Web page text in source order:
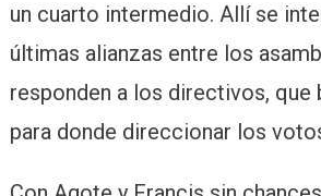
un cuarto intermedio. Allí se
últimas alianzas entre los
responden a los directivos, que
para donde direccionar los